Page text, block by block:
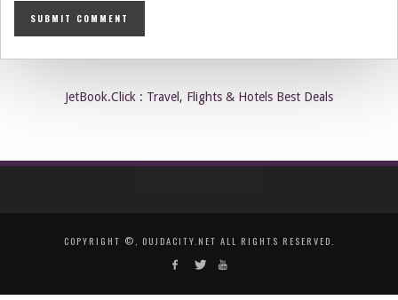
JetBook.Click : Travel, Flights & Hotels Best Deals
COPYRIGHT ©, OUJDACITY.NET ALL RIGHTS RESERVED.